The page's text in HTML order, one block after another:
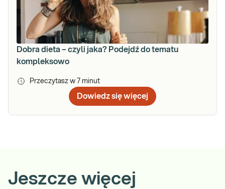
Dobra dieta – czyli jaka? Podejdź do tematu
kompleksowo
Przeczytasz w 7 minut
Dowiedz się więcej
Jeszcze więcej